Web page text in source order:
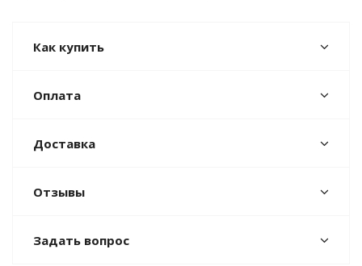
Как купить
Оплата
Доставка
Отзывы
Задать вопрос